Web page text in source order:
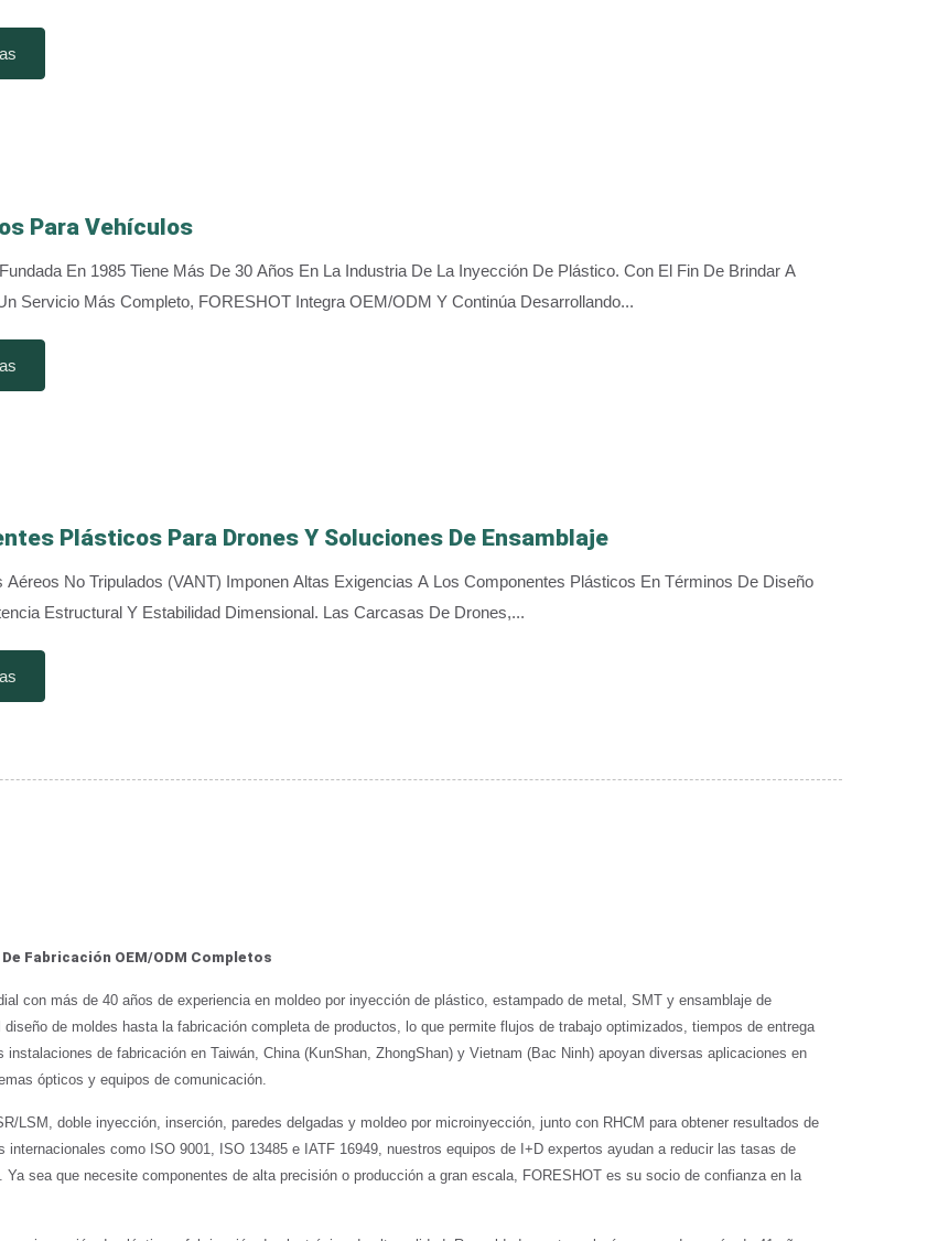
Para Vehículos
En 1985 Tiene Más De 30 Años En La Industria De La Inyección De Plástico. Con El Fin De Brindar A
Servicio Más Completo, FORESHOT Integra OEM/ODM Y Continúa Desarrollando...
Plásticos Para Drones Y Soluciones De Ensamblaje
Aéreos No Tripulados (VANT) Imponen Altas Exigencias A Los Componentes Plásticos En Términos De Diseño
Estructural Y Estabilidad Dimensional. Las Carcasas De Drones,...
Fabricación OEM/ODM Completos
con más de 40 años de experiencia en moldeo por inyección de plástico, estampado de metal, SMT y ensamblaje de
de moldes hasta la fabricación completa de productos, lo que permite flujos de trabajo optimizados, tiempos de entrega
de fabricación en Taiwán, China (KunShan, ZhongShan) y Vietnam (Bac Ninh) apoyan diversas aplicaciones en
ópticos y equipos de comunicación.
LSM, doble inyección, inserción, paredes delgadas y moldeo por microinyección, junto con RHCM para obtener resultados de
como ISO 9001, ISO 13485 e IATF 16949, nuestros equipos de I+D expertos ayudan a reducir las tasas de
sea que necesite componentes de alta precisión o producción a gran escala, FORESHOT es su socio de confianza en la